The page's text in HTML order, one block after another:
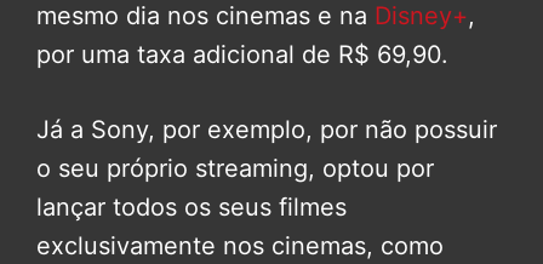
mesmo dia nos cinemas e na Disney+,
por uma taxa adicional de R$ 69,90.
Já a Sony, por exemplo, por não possuir
o seu próprio streaming, optou por
lançar todos os seus filmes
exclusivamente nos cinemas, como